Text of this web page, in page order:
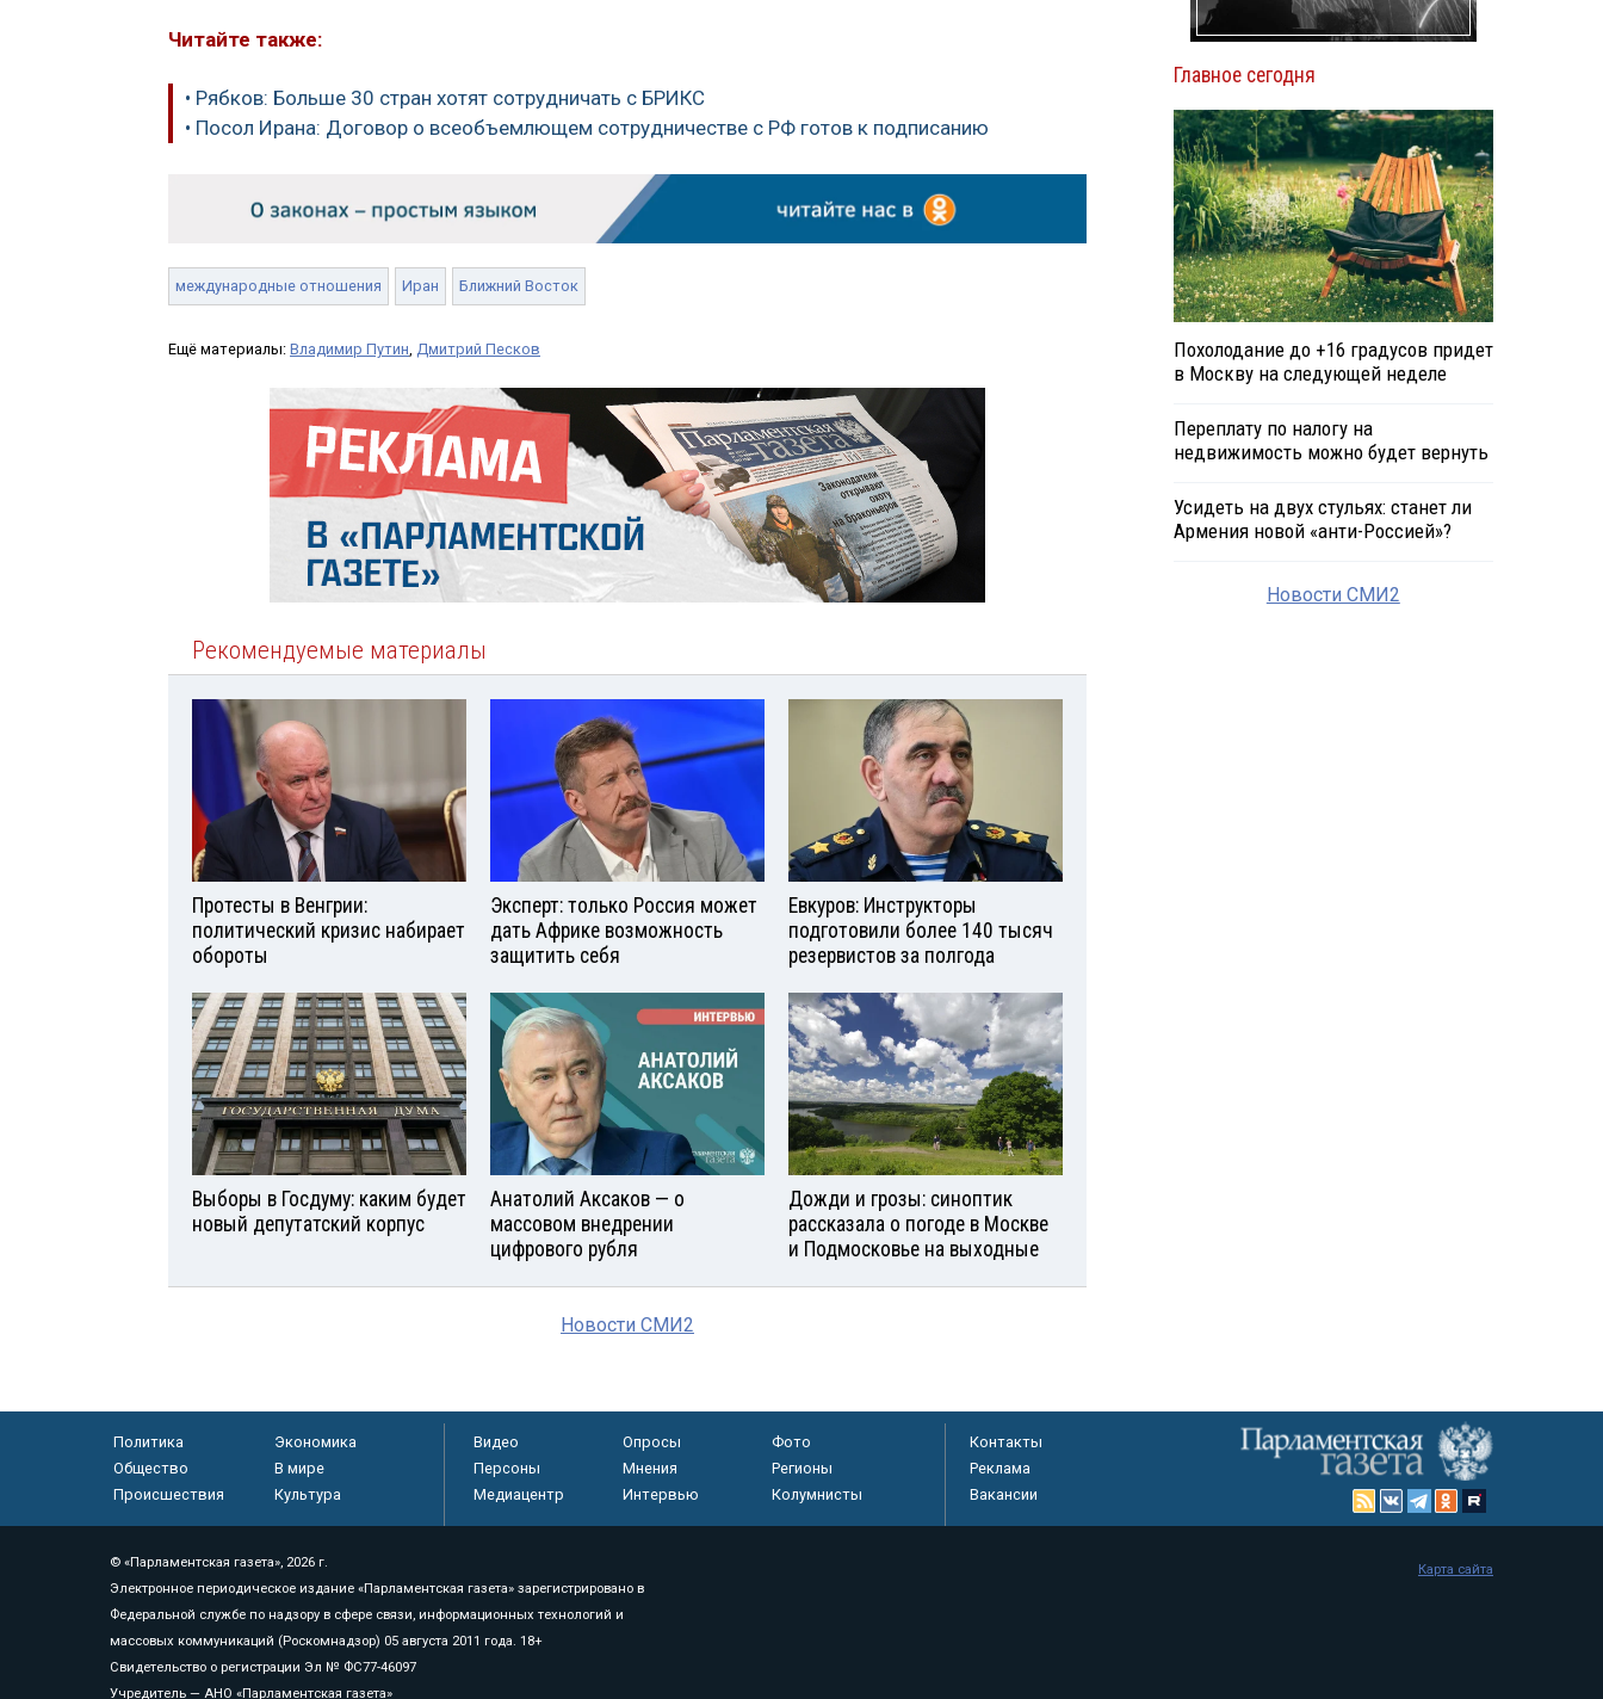
Читайте также:
• Рябков: Больше 30 стран хотят сотрудничать с БРИКС
• Посол Ирана: Договор о всеобъемлющем сотрудничестве с РФ готов к подписанию
международные отношения Иран Ближний Восток
Ещё материалы: Владимир Путин, Дмитрий Песков
Рекомендуемые материалы
Протесты в Венгрии:
политический кризис набирает
обороты
Эксперт: только Россия может
дать Африке возможность
защитить себя
Евкуров: Инструкторы
подготовили более 140 тысяч
резервистов за полгода
Выборы в Госдуму: каким будет
новый депутатский корпус
Анатолий Аксаков — о
массовом внедрении
цифрового рубля
Дожди и грозы: синоптик
рассказала о погоде в Москве
и Подмосковье на выходные
Новости СМИ2
Главное сегодня
Похолодание до +16 градусов придет
в Москву на следующей неделе
Переплату по налогу на
недвижимость можно будет вернуть
Усидеть на двух стульях: станет ли
Армения новой «анти-Россией»?
Новости СМИ2
Политика
Экономика
Общество
В мире
Происшествия
Культура
Видео Опросы
Фото
Персоны
Мнения
Регионы
Медиацентр
Интервью Колумнисты
Контакты
Реклама
Вакансии
© «Парламентская газета», 2026 г.
Электронное периодическое издание «Парламентская газета» зарегистрировано в
Федеральной службе по надзору в сфере связи, информационных технологий и
массовых коммуникаций (Роскомнадзор) 05 августа 2011 года. 18+
Свидетельство о регистрации Эл № ФС77-46097
Учредитель — АНО «Парламентская газета»
Карта сайта